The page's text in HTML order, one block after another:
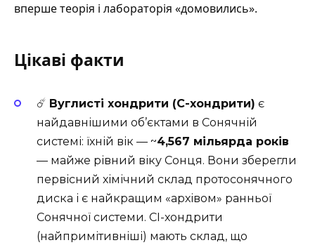
вперше теорія і лабораторія «домовились».
Цікаві факти
☄️ Вуглисті хондрити (C-хондрити) є
найдавнішими об’єктами в Сонячній
системі: їхній вік — ~4,567 мільярда років
— майже рівний віку Сонця. Вони зберегли
первісний хімічний склад протосонячного
диска і є найкращим «архівом» ранньої
Сонячної системи. CI-хондрити
(найпримітивніші) мають склад, що